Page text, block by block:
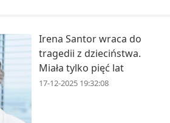
Irena Santor wraca do
tragedii z dzieciństwa.
Miała tylko pięć lat
17-12-2025 19:32:08